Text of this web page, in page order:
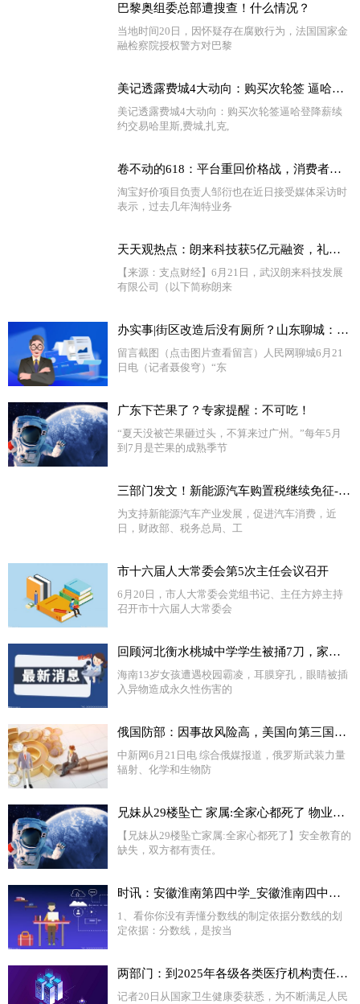
巴黎奥组委总部遭搜查！什么情况？
当地时间20日，因怀疑存在腐败行为，法国国家金
融检察院授权警方对巴黎
美记透露费城4大动向：购买次轮签 逼哈登降薪续约 交易哈里斯-天天视点
美记透露费城4大动向：购买次轮签逼哈登降薪续
约交易哈里斯,费城,扎克,
卷不动的618：平台重回价格战，消费者却越来越冷静了|天天快资讯
淘宝好价项目负责人邹衍也在近日接受媒体采访时
表示，过去几年淘特业务
天天观热点：朗来科技获5亿元融资，礼来亚洲基金首次投资湖北
【来源：支点财经】6月21日，武汉朗来科技发展
有限公司（以下简称朗来
办实事|街区改造后没有厕所？山东聊城：安排！-天天热头条
留言截图（点击图片查看留言）人民网聊城6月21
日电（记者聂俊穹）“东
广东下芒果了？专家提醒：不可吃！
“夏天没被芒果砸过头，不算来过广州。”每年5月
到7月是芒果的成熟季节
三部门发文！新能源汽车购置税继续免征-视焦点讯
为支持新能源汽车产业发展，促进汽车消费，近
日，财政部、税务总局、工
市十六届人大常委会第5次主任会议召开
6月20日，市人大常委会党组书记、主任方婷主持
召开市十六届人大常委会
回顾河北衡水桃城中学学生被捅7刀，家属拉横幅控诉：这简直是谋杀-世界快播报
海南13岁女孩遭遇校园霸凌，耳膜穿孔，眼睛被插
入异物造成永久性伤害的
俄国防部：因事故风险高，美国向第三国转移生物实验室
中新网6月21日电 综合俄媒报道，俄罗斯武装力量
辐射、化学和生物防
兄妹从29楼坠亡 家属:全家心都死了 物业撇清关系令人恼火！！
【兄妹从29楼坠亡家属:全家心都死了】安全教育的
缺失，双方都有责任。
时讯：安徽淮南第四中学_安徽淮南四中官网
1、看你你没有弄懂分数线的制定依据分数线的划
定依据：分数线，是按当
两部门：到2025年各级各类医疗机构责任制整体护理覆盖全院100%病区
记者20日从国家卫生健康委获悉，为不断满足人民